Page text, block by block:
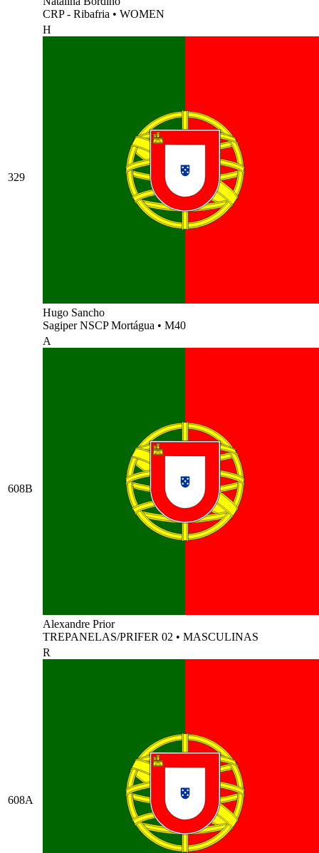
CRP - Ribafria • WOMEN
329
H
Hugo Sancho
Sagiper NSCP Mortágua • M40
608B
A
Alexandre Prior
TREPANELAS/PRIFER 02 • MASCULINAS
608A
R